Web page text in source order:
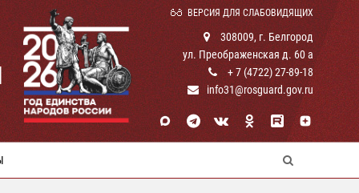
ВЕРСИЯ ДЛЯ СЛАБОВИДЯЩИХ
308009, г. Белгород
ул. Преображенская д. 60 а
+ 7 (4722) 27-89-18
info31@rosguard.gov.ru